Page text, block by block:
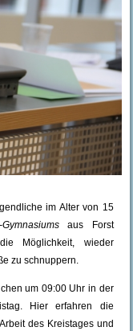
im Alter von 15
aus Forst
Möglichkeit, wieder
zu schnuppern.
um 09:00 Uhr in der
Hier erfahren die
des Kreistages und